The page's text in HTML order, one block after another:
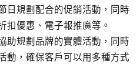
日規劃配合的促銷活動，同時
扣優惠、電子報推廣等。
助規劃品牌的實體活動，同時
動，確保客戶可以用多種方式